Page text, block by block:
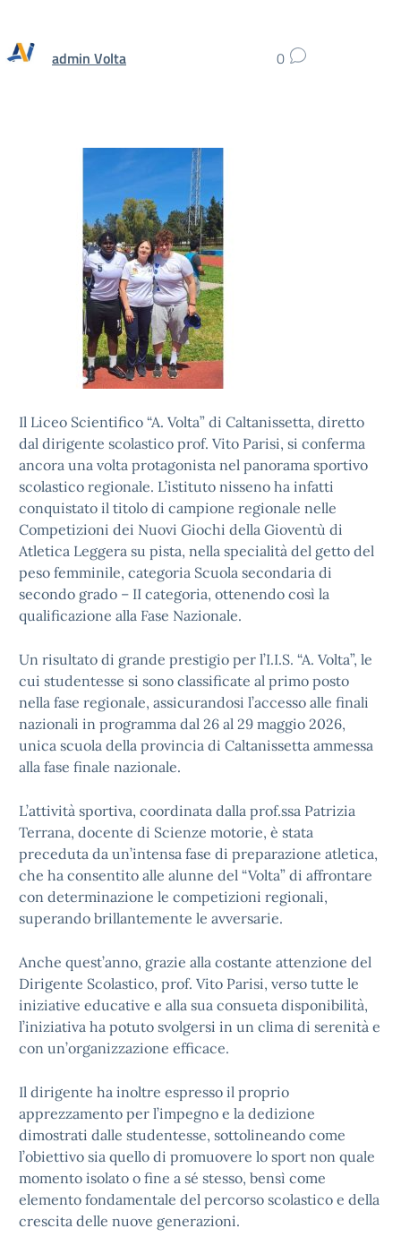
admin Volta 0
Il Liceo Scientifico “A. Volta” di Caltanissetta, diretto
dal dirigente scolastico prof. Vito Parisi, si conferma
ancora una volta protagonista nel panorama sportivo
scolastico regionale. L’istituto nisseno ha infatti
conquistato il titolo di campione regionale nelle
Competizioni dei Nuovi Giochi della Gioventù di
Atletica Leggera su pista, nella specialità del getto del
peso femminile, categoria Scuola secondaria di
secondo grado – II categoria, ottenendo così la
qualificazione alla Fase Nazionale.
Un risultato di grande prestigio per l’I.I.S. “A. Volta”, le
cui studentesse si sono classificate al primo posto
nella fase regionale, assicurandosi l’accesso alle finali
nazionali in programma dal 26 al 29 maggio 2026,
unica scuola della provincia di Caltanissetta ammessa
alla fase finale nazionale.
L’attività sportiva, coordinata dalla prof.ssa Patrizia
Terrana, docente di Scienze motorie, è stata
preceduta da un’intensa fase di preparazione atletica,
che ha consentito alle alunne del “Volta” di affrontare
con determinazione le competizioni regionali,
superando brillantemente le avversarie.
Anche quest’anno, grazie alla costante attenzione del
Dirigente Scolastico, prof. Vito Parisi, verso tutte le
iniziative educative e alla sua consueta disponibilità,
l’iniziativa ha potuto svolgersi in un clima di serenità e
con un’organizzazione efficace.
Il dirigente ha inoltre espresso il proprio
apprezzamento per l’impegno e la dedizione
dimostrati dalle studentesse, sottolineando come
l’obiettivo sia quello di promuovere lo sport non quale
momento isolato o fine a sé stesso, bensì come
elemento fondamentale del percorso scolastico e della
crescita delle nuove generazioni.